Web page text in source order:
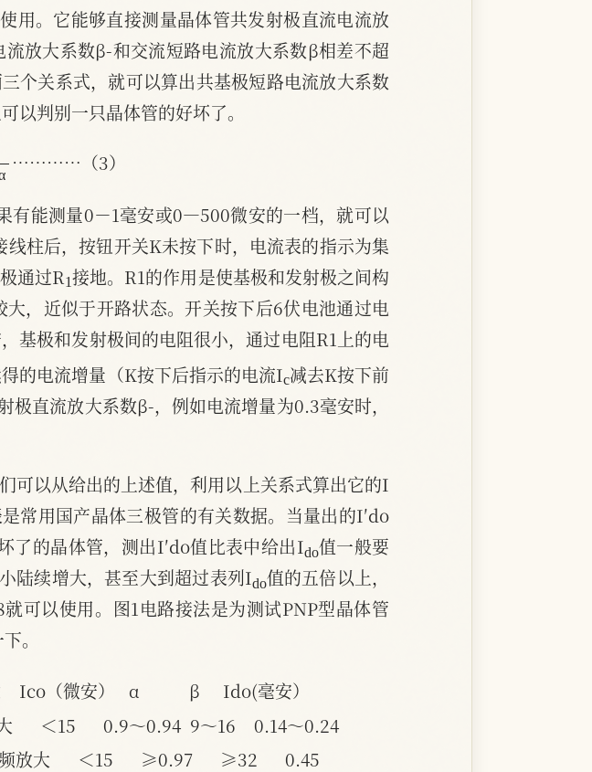
用。它能够直接测量晶体管共发射极直流电流放
放大系数β-和交流短路电流放大系数β相差不超
个关系式，就可以算出共基极短路电流放大系数
以判别一只晶体管的好坏了。
…………（3）
有能测量0－1毫安或0—500微安的一档，就可以
柱后，按钮开关K未按下时，电流表的指示为集
通过R
1
接地。R1的作用是使基极和发射极之间构
，近似于开路状态。开关按下后6伏电池通过电
基极和发射极间的电阻很小，通过电阻R1上的电
的电流增量（K按下后指示的电流I 减去K按下前
直流放大系数β-，例如电流增量为0.3毫安时，
可以从给出的上述值，利用以上关系式算出它的I
常用国产晶体三极管的有关数据。当量出的I′do
了的晶体管，测出I′do值比表中给出I
d
o
值一般要
陆续增大，甚至大到超过表列I
d
o
值的五倍以上，
可以使用。图1电路接法是为测试PNP型晶体管
。
Ico（微安）   α　       β     Ido(毫安）
＜15      0.9～0.94  9～16    0.14～0.24
放大      ＜15      ≥0.97      ≥32      0.45